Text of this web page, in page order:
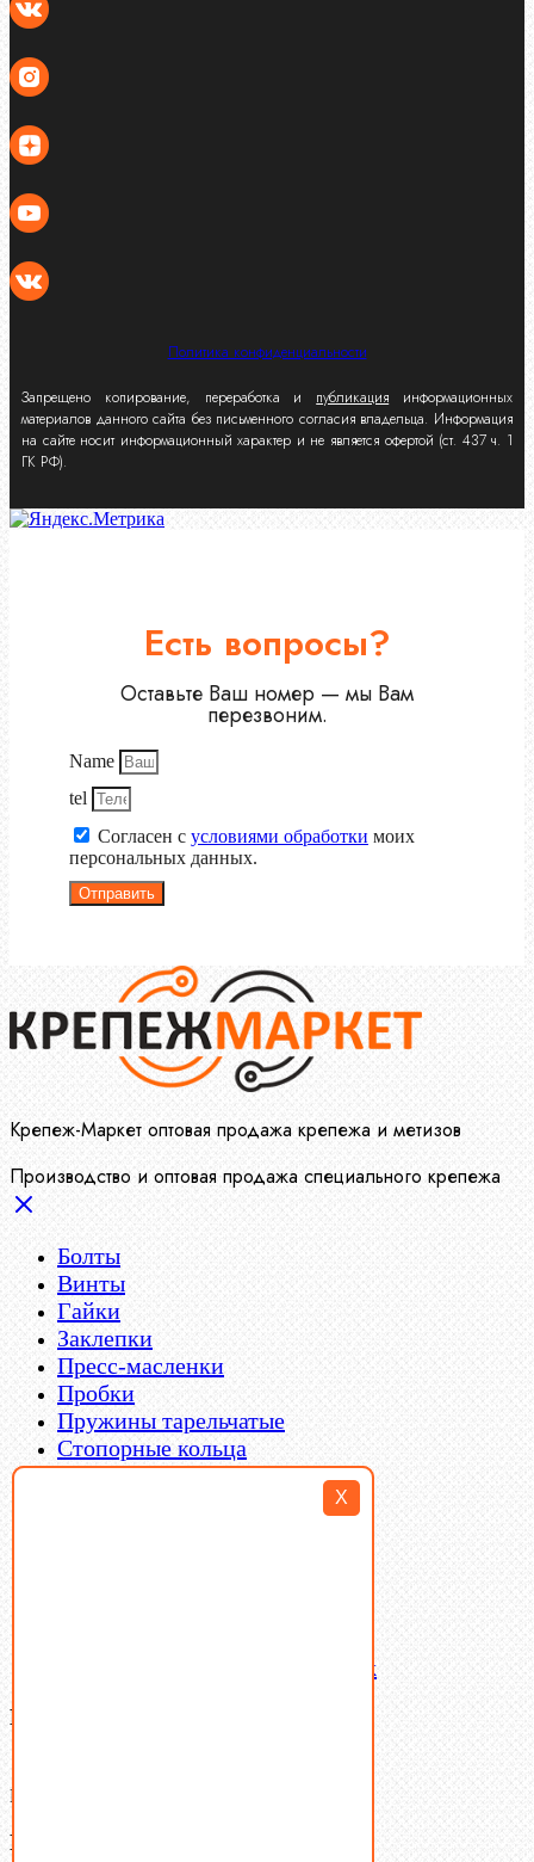
X
Политика конфиденциальности
Запрещено копирование, переработка и публикация информационных
материалов данного сайта без письменного согласия владельца. Информация
на сайте носит информационный характер и не является офертой (ст. 437 ч. 1
ГК РФ).
Есть вопросы?
Оставьте Ваш номер — мы Вам
перезвоним.
Name
tel
Согласен с условиями обработки моих
персональных данных.
Отправить
Крепеж-Маркет оптовая продажа крепежа и метизов
Производство и оптовая продажа специального крепежа
Болты
Винты
Гайки
Заклепки
Пресс-масленки
Пробки
Пружины тарельчатые
Стопорные кольца
Такелаж
Латунный и бронзовый крепеж
Ваша корзина
В корзине нет товаров.
Поиск